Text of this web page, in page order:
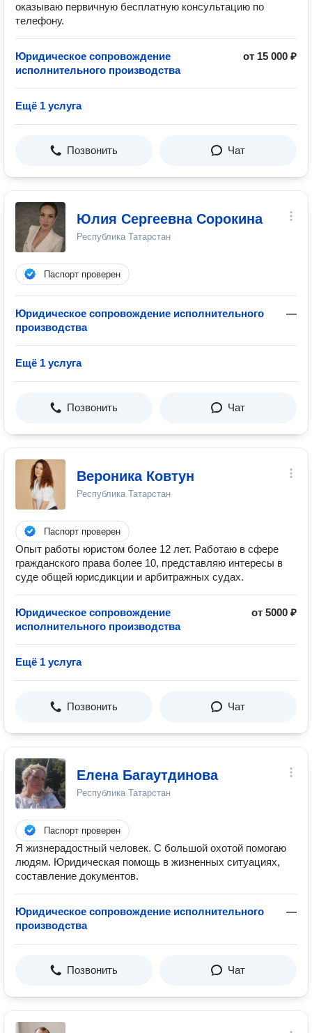
оказываю первичную бесплатную консультацию по
телефону.
Юридическое сопровождение
исполнительного производства
от 15 000 ₽
Ещё 1 услуга
Позвонить Чат
Юлия Сергеевна Сорокина
Республика Татарстан
Паспорт проверен
Юридическое сопровождение исполнительного
производства
—
Ещё 1 услуга
Позвонить Чат
Вероника Ковтун
Республика Татарстан
Паспорт проверен
Опыт работы юристом более 12 лет. Работаю в сфере
гражданского права более 10, представляю интересы в
суде общей юрисдикции и арбитражных судах.
Юридическое сопровождение
исполнительного производства
от 5000 ₽
Ещё 1 услуга
Позвонить Чат
Елена Багаутдинова
Республика Татарстан
Паспорт проверен
Я жизнерадостный человек. С большой охотой помогаю
людям. Юридическая помощь в жизненных ситуациях,
составление документов.
Юридическое сопровождение исполнительного
производства
—
Позвонить Чат